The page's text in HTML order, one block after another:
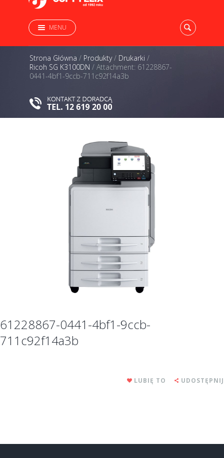
MENU
Strona Główna / Produkty/ Drukarki /
Ricoh SG K3100DN / Attachment: 61228867-
0441-4bf1-9ccb-711c92f14a3b
61228867-0441-4bf1-9ccb-
711c92f14a3b
LUBIĘ TO UDOSTĘPNIJ